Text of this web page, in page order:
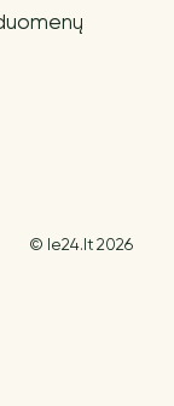
© le24.lt 2026